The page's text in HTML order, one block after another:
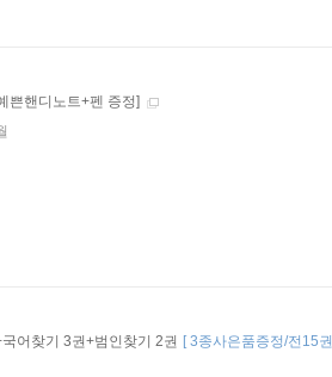
쁜핸디노트+펜 증정]
어찾기 3권+범인찾기 2권 [3종사은품증정/전15권